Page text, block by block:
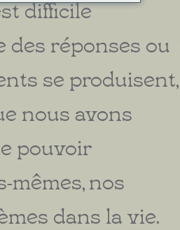
difficile
des réponses ou
se produisent,
nous avons
pouvoir
mêmes, nos
dans la vie.